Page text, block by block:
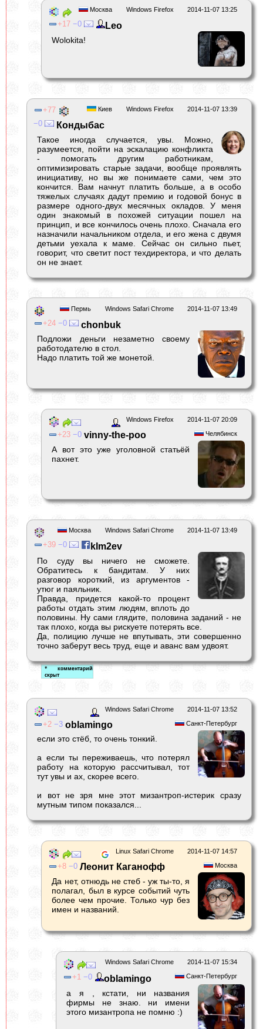
2014-11-07 13:25
Windows Firefox
Москва
17 0 Leo
Wolokita!
2014-11-07 13:39
Windows Firefox
Киев
77
0
Кондыбас
Такое иногда случается, увы. Можно,
разумеется, пойти на эскалацию конфликта
- помогать другим работникам,
оптимизировать старые задачи, вообще проявлять
инициативу, но вы же понимаете сами, чем это
кончится. Вам начнут платить больше, а в особо
тяжелых случаях дадут премию и годовой бонус в
размере одного-двух месячных окладов. У меня
один знакомый в похожей ситуации пошел на
принцип, и все кончилось очень плохо. Сначала его
назначили начальником отдела, и его жена с двумя
детьми уехала к маме. Сейчас он сильно пьет,
говорит, что светит пост техдиректора, и что делать
он не знает.
2014-11-07 13:49
Windows Safari Chrome
Пермь
24 0 chonbuk
Подложи деньги незаметно своему
работодателю в стол.
Надо платить той же монетой.
2014-11-07 20:09
Windows Firefox
Челябинск
23 0 vinny-the-poo
А вот это уже уголовной статьёй
пахнет.
2014-11-07 13:49
Windows Safari Chrome
Москва
39 0 klm2ev
По суду вы ничего не сможете.
Обратитесь к бандитам. У них
разговор короткий, из аргументов -
утюг и паяльник.
Правда, придется какой-то процент
работы отдать этим людям, вплоть до
половины. Ну сами глядите, половина заданий - не
так плохо, когда вы рискуете потерять все.
Да, полицию лучше не впутывать, эти совершенно
точно заберут весь труд, еще и аванс вам удвоят.
2014-11-07 13:52
Windows Safari Chrome
Санкт-Петербург
2 3 oblamingo
если это стёб, то очень тонкий.
а если ты переживаешь, что потерял
работу на которую рассчитывал, тот
тут увы и ах, скорее всего.
и вот не зря мне этот мизантроп-истерик сразу
мутным типом показался...
2014-11-07 14:57
Linux Safari Chrome
Москва
8 0 Леонит Каганофф
Да нет, отнюдь не стеб - уж ты-то, я
полагал, был в курсе событий чуть
более чем прочие. Только чур без
имен и названий.
2014-11-07 15:34
Windows Safari Chrome
Санкт-Петербург
1 0 oblamingo
а я , кстати, ни названия
фирмы не знаю. ни имени
этого мизантропа не помню :)